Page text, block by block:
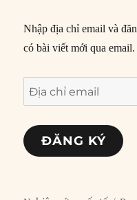
Nhập địa chỉ email và
có bài viết mới qua email.
Địa
chỉ
email
ĐĂNG KÝ